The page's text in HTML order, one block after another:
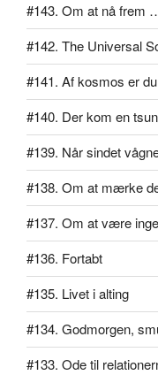
#143. Om at nå frem
#142. The Universal
#141. Af kosmos er
#140. Der kom en
#139. Når sindet
#138. Om at mærke
#137. Om at være
#136. Fortabt
#135. Livet i alting
#134. Godmorgen,
#133. Ode til